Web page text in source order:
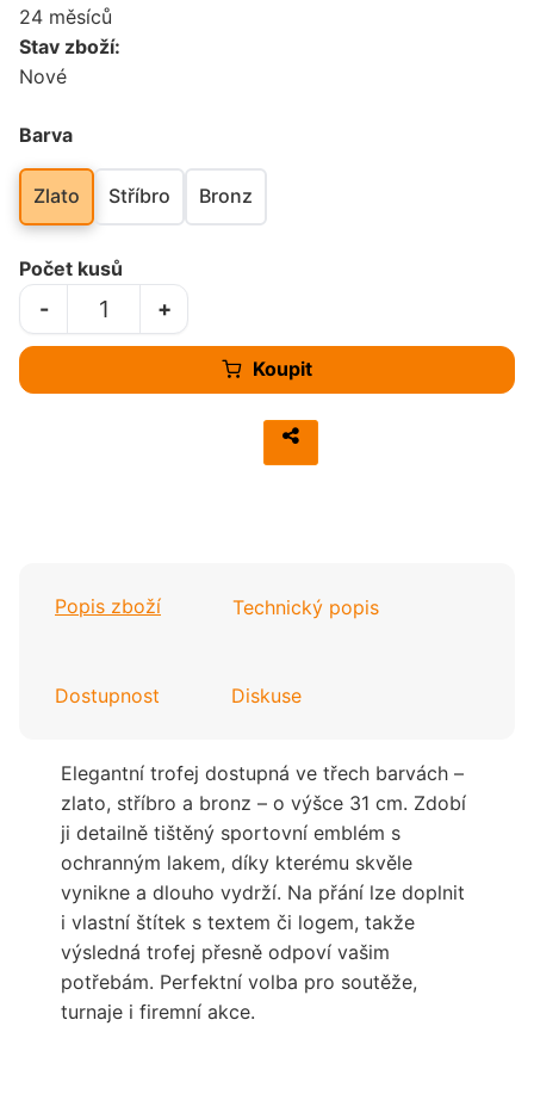
24 měsíců
Stav zboží:
Nové
Barva
Zlato Stříbro Bronz
Koupit
Počet kusů
+
-
Popis zboží Technický popis
Dostupnost Diskuse
Elegantní trofej dostupná ve třech barvách –
zlato, stříbro a bronz – o výšce 31 cm. Zdobí
ji detailně tištěný sportovní emblém s
ochranným lakem, díky kterému skvěle
vynikne a dlouho vydrží. Na přání lze doplnit
i vlastní štítek s textem či logem, takže
výsledná trofej přesně odpoví vašim
potřebám. Perfektní volba pro soutěže,
turnaje i firemní akce.